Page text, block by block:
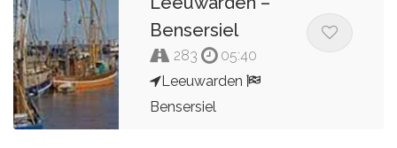
Bensersiel
283
05:40
Leeuwarden
Bensersiel